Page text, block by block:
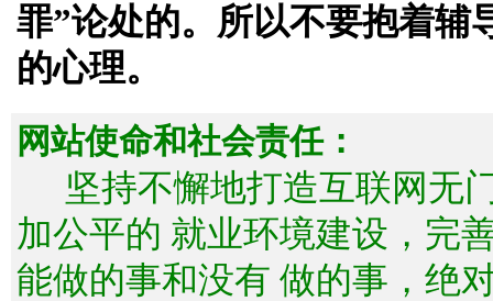
罪”论处的。所以不要抱着辅
的心理。
网站使命和社会责任：
坚持不懈地打造互联网无
加公平的 就业环境建设，完
能做的事和没有 做的事，绝